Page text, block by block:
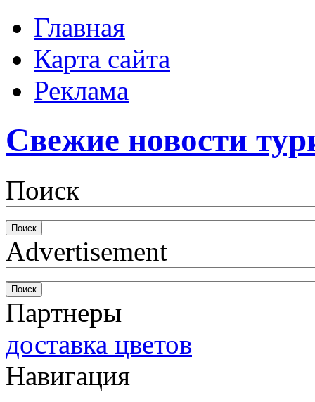
Главная
Карта сайта
Реклама
Свежие новости
Поиск
Advertisement
Партнеры
доставка цветов
Навигация